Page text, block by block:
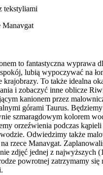
tekstyliami
Manavgat
to fantastyczna wyprawa
lubią wypoczywać na
krajobrazy. To także idealna
i zobaczyć inne oblicze
kanionem przez
górami Taurus.
szmaragdowym kolorem
orzeźwienia podczas
Odwiedzimy także
rzece Manavgat.
zdjęć jednej z najwyższych
powrotnej zatrzymamy się